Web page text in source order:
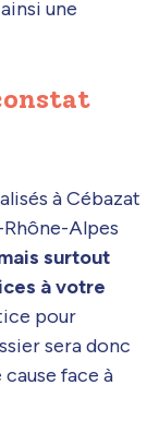
une
à Cébazat
Alpes
surtout
à votre
pour
sera donc
face à